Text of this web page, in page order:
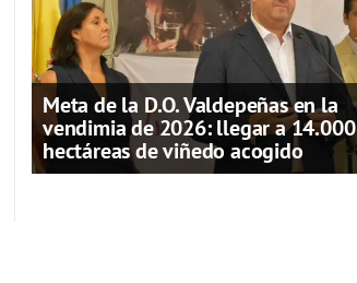
Meta de la D.O. Valdepeñas en la
vendimia de 2026: llegar a 14.000
hectáreas de viñedo acogido